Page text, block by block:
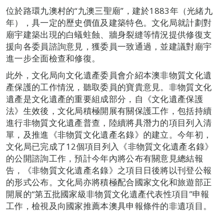
位於路環九澳村的“九澳三聖廟”，建於1883年（光緒九
年），具一定的歷史價值及建築特色。文化局就計劃對
廟宇建築出現的白蟻蛀蝕、牆身裂縫等情況提供修復支
援向各委員諮詢意見，獲委員一致通過，並建議對廟宇
進一步全面檢查和修復。
此外，文化局向文化遺產委員會介紹本澳非物質文化遺
產保護的工作情況，聽取委員的寶貴意見。非物質文化
遺產是文化遺產的重要組成部分，自《文化遺產保護
法》生效後，文化局積極開展有關保護工作，包括持續
進行非物質文化遺產普查，陸續將具潛力的項目列入清
單，及推進《非物質文化遺產名錄》的建立。今年初，
文化局已完成了12個項目列入《非物質文化遺產名錄》
的公開諮詢工作，預計今年內將公布有關意見總結報
告，《非物質文化遺產名錄》之項目日後將以刊登公報
的形式公布。文化局亦將積極配合國家文化和旅遊部正
開展的“第五批國家級非物質文化遺產代表性項目”申報
工作，檢視及向國家推薦本澳具申報條件的非遺項目。